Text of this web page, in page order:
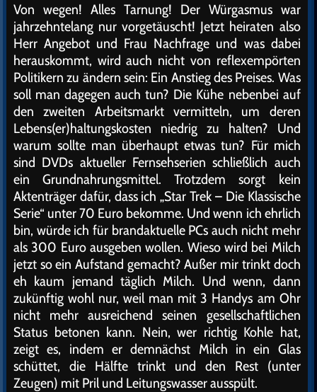
Von wegen! Alles Tarnung! Der Würgasmus war
jahrzehntelang nur vorgetäuscht! Jetzt heiraten also
Herr Angebot und Frau Nachfrage und was dabei
herauskommt, wird auch nicht von reflexempörten
Politikern zu ändern sein: Ein Anstieg des Preises. Was
soll man dagegen auch tun? Die Kühe nebenbei auf
den zweiten Arbeitsmarkt vermitteln, um deren
Lebens(er)haltungskosten niedrig zu halten? Und
warum sollte man überhaupt etwas tun? Für mich
sind DVDs aktueller Fernsehserien schließlich auch
ein Grundnahrungsmittel. Trotzdem sorgt kein
Aktenträger dafür, dass ich „Star Trek – Die Klassische
Serie“ unter 70 Euro bekomme. Und wenn ich ehrlich
bin, würde ich für brandaktuelle PCs auch nicht mehr
als 300 Euro ausgeben wollen. Wieso wird bei Milch
jetzt so ein Aufstand gemacht? Außer mir trinkt doch
eh kaum jemand täglich Milch. Und wenn, dann
zukünftig wohl nur, weil man mit 3 Handys am Ohr
nicht mehr ausreichend seinen gesellschaftlichen
Status betonen kann. Nein, wer richtig Kohle hat,
zeigt es, indem er demnächst Milch in ein Glas
schüttet, die Hälfte trinkt und den Rest (unter
Zeugen) mit Pril und Leitungswasser ausspült.